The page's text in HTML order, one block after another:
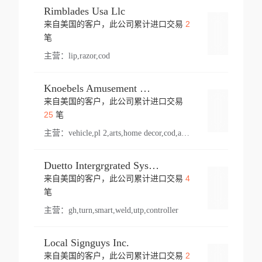
Rimblades Usa Llc
来自美国的客户，此公司累计进口交易 2
笔
主营： lip,razor,cod
Knoebels Amusement Resort
来自美国的客户，此公司累计进口交易
25笔
主营： vehicle,pl 2,arts,home decor,cod,amusement ride,sea
Duetto Intergrgrated Systems Inc.
来自美国的客户，此公司累计进口交易 4
笔
主营： gh,turn,smart,weld,utp,controller
Local Signguys Inc.
来自美国的客户，此公司累计进口交易 2